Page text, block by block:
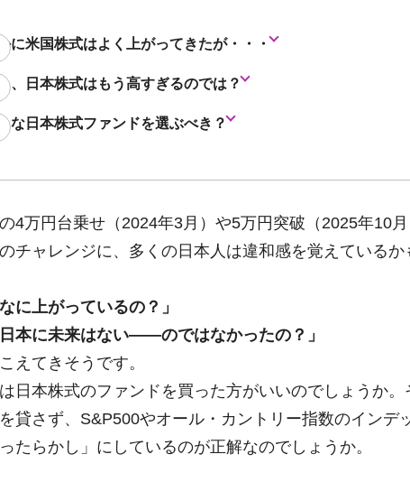
に米国株式はよく上がってきたが・・・
、日本株式はもう高すぎるのでは？
な日本株式ファンドを選ぶべき？
4万円台乗せ（2024年3月）や5万円突破（2025年10
チャレンジに、多くの日本人は違和感を覚えているか
に上がっているの？」
日本に未来はない――のではなかったの？」
えてきそうです。
日本株式のファンドを買った方がいいのでしょうか
貸さず、S&P500やオール・カントリー指数のインデ
たらかし」にしているのが正解なのでしょうか。